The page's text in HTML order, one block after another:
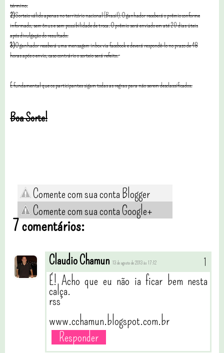
término.
2)Sorteio válido apenas no território nacional (Brasil). O ganhador receberá o prêmio conforme
informado, sem ônus e sem possibilidade de troca. O prêmio será enviado em até 20 dias úteis
após divulgação do resultado.
3)O ganhador receberá uma mensagem inbox via facebook e deverá respondê-lo no prazo de 48
horas após o envio, caso contrário o sorteio será refeito.
É fundamental que os participantes sigam todas as regras para não serem desclassificados.
Boa Sorte!
Comente com sua conta Blogger
Comente com sua conta Google+
7 comentários:
Claudio Chamun 13 de agosto de 2013 às 17:12
É! Acho que eu não ia ficar bem nesta
calça.
rss
www.cchamun.blogspot.com.br
Responder